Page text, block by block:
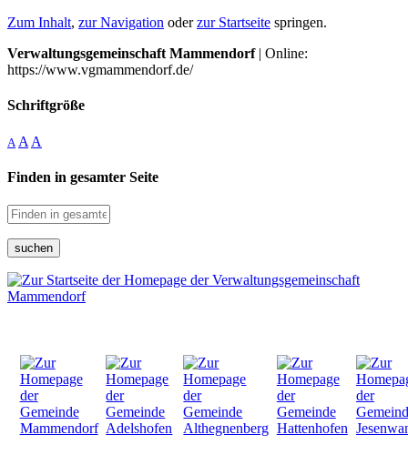
Zum Inhalt, zur Navigation oderzur Startseite springen.
Verwaltungsgemeinschaft Mammendorf| Online:
https://www.vgmammendorf.de/
Schriftgröße
A A A
Finden in gesamter Seite
suchen